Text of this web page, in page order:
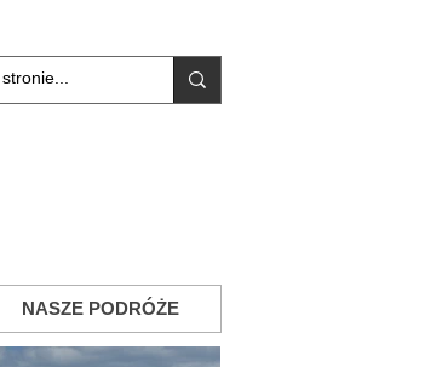
NASZE PODRÓŻE